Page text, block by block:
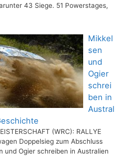
43 Siege. 51 Powerstages,
Mikkel
sen
und
Ogier
schrei
ben in
Austral
(WRC): RALLYE
Doppelsieg zum Abschluss
und Ogier schreiben in Australien